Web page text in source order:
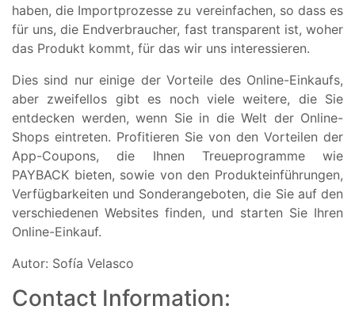
haben, die Importprozesse zu vereinfachen, so dass es
für uns, die Endverbraucher, fast transparent ist, woher
das Produkt kommt, für das wir uns interessieren.
Dies sind nur einige der Vorteile des Online-Einkaufs,
aber zweifellos gibt es noch viele weitere, die Sie
entdecken werden, wenn Sie in die Welt der Online-
Shops eintreten. Profitieren Sie von den Vorteilen der
App-Coupons, die Ihnen Treueprogramme wie
PAYBACK bieten, sowie von den Produkteinführungen,
Verfügbarkeiten und Sonderangeboten, die Sie auf den
verschiedenen Websites finden, und starten Sie Ihren
Online-Einkauf.
Autor: Sofía Velasco
Contact Information: